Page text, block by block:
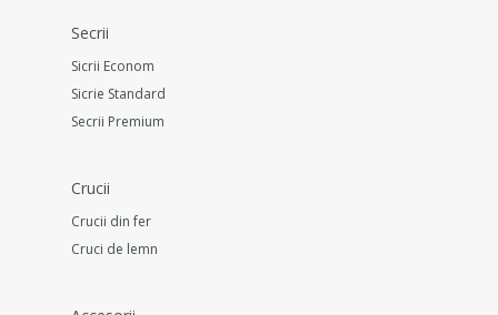
Secrii
Sicrii Econom
Sicrie Standard
Secrii Premium
Crucii
Crucii din fer
Cruci de lemn